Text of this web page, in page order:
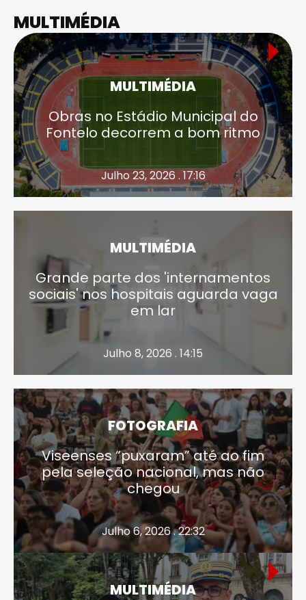
MULTIMÉDIA
MULTIMÉDIA
Obras no Estádio Municipal do
Fontelo decorrem a bom ritmo
Julho 23, 2026 . 17:16
MULTIMÉDIA
Grande parte dos 'internamentos
sociais' nos hospitais aguarda vaga
em lar
Julho 8, 2026 . 14:15
FOTOGRAFIA
Viseenses “puxaram” até ao fim
pela seleção nacional, mas não
chegou
Julho 6, 2026 . 22:32
MULTIMÉDIA